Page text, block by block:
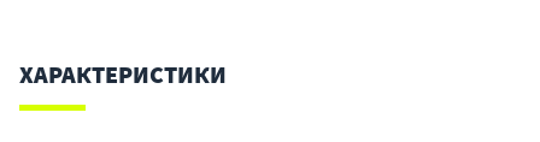
ХАРАКТЕРИСТИКИ